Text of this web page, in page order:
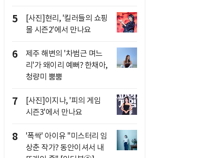
5
[사진]현리, '킬러들의 쇼핑
몰 시즌2'에서 만나요
6
제주 해변의 '차범근 며느
리'가 왜이리 예뻐? 한채아,
청량미 뿜뿜
7
[사진]이지나, '피의 게임
시즌3'에서 만나요
8
'폭싹' 아이유 "미스터리 임
상춘 작가? 동안이셔서 내